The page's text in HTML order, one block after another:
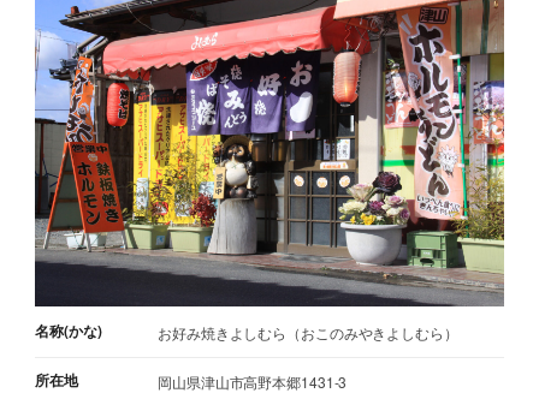
名称(かな) お好み焼きよしむら（おこのみやきよしむら）
所在地 岡山県津山市高野本郷1431-3